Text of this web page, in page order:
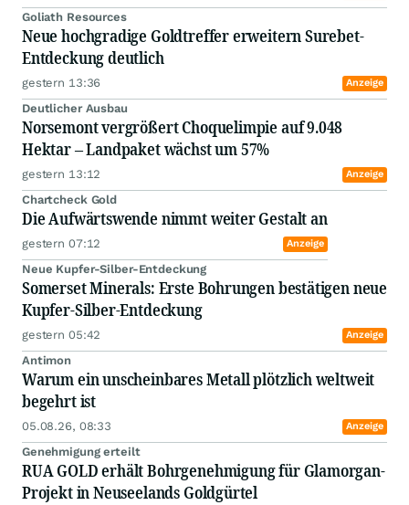
Goliath Resources
Neue hochgradige Goldtreffer erweitern Surebet-
Entdeckung deutlich
gestern 13:36 Anzeige
Deutlicher Ausbau
Norsemont vergrößert Choquelimpie auf 9.048
Hektar – Landpaket wächst um 57%
gestern 13:12 Anzeige
Chartcheck Gold
Die Aufwärtswende nimmt weiter Gestalt an
gestern 07:12 Anzeige
Neue Kupfer-Silber-Entdeckung
Somerset Minerals: Erste Bohrungen bestätigen neue
Kupfer-Silber-Entdeckung
gestern 05:42 Anzeige
Antimon
Warum ein unscheinbares Metall plötzlich weltweit
begehrt ist
05.08.26, 08:33 Anzeige
Genehmigung erteilt
RUA GOLD erhält Bohrgenehmigung für Glamorgan-
Projekt in Neuseelands Goldgürtel